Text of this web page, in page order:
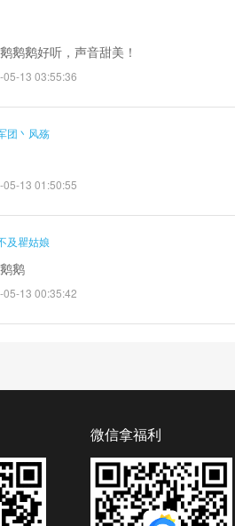
鹅鹅好听，声音甜美！
05-13 03:55:36
团丶风殇
05-13 01:50:55
及瞿姑娘
鹅
05-13 00:35:42
微信拿福利